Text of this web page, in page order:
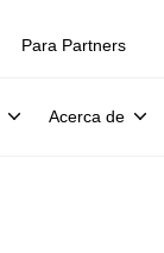
Acerca de
Para Partners